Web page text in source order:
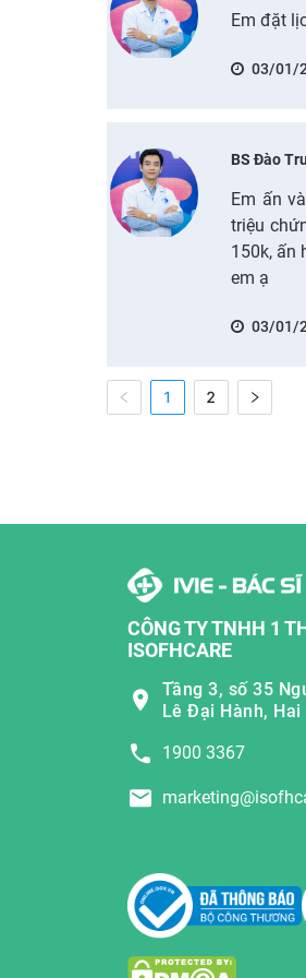
Em đặt
03/01/
BS Đào
Em ấn
triệu
150k, ấn
em ạ
03/01/
1 2
CÔNG TY TNHH 1
ISOFHCARE
Tầng 3, số 35
Lê Đại Hành, Hai
1900 3367